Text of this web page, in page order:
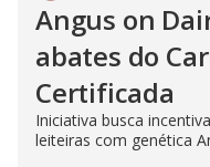
Angus on
abates do
Certificada
Iniciativa busca
leiteiras com genética